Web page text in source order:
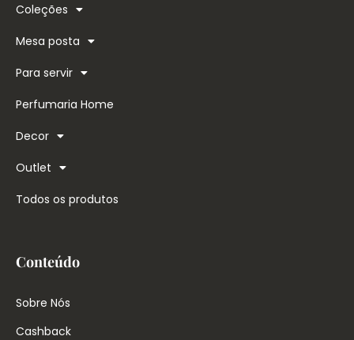
Coleções
Mesa posta
Para servir
Perfumaria Home
Decor
Outlet
Todos os produtos
Conteúdo
Sobre Nós
Cashback